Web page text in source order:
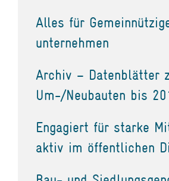
Alles für
unternehmen
Archiv – Datenblätter
Um-/Neubauten bis
Engagiert für starke
aktiv im öffentlichen